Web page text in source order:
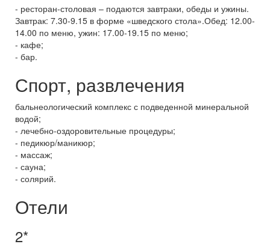
- ресторан-столовая – подаются завтраки, обеды и ужины.
Завтрак: 7.30-9.15 в форме «шведского стола».Обед: 12.00-
14.00 по меню, ужин: 17.00-19.15 по меню;
- кафе;
- бар.
Спорт, развлечения
бальнеологический комплекс с подведенной минеральной
водой;
- лечебно-оздоровительные процедуры;
- педикюр/маникюр;
- массаж;
- сауна;
- солярий.
Отели
2*